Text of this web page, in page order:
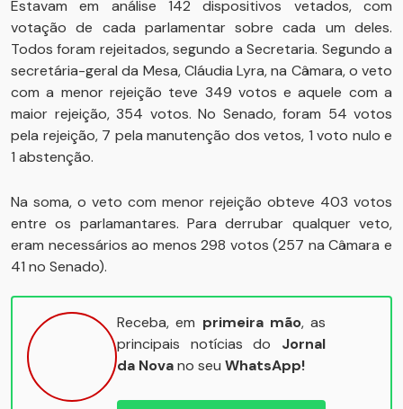
Estavam em análise 142 dispositivos vetados, com
votação de cada parlamentar sobre cada um deles.
Todos foram rejeitados, segundo a Secretaria. Segundo a
secretária-geral da Mesa, Cláudia Lyra, na Câmara, o veto
com a menor rejeição teve 349 votos e aquele com a
maior rejeição, 354 votos. No Senado, foram 54 votos
pela rejeição, 7 pela manutenção dos vetos, 1 voto nulo e
1 abstenção.
Na soma, o veto com menor rejeição obteve 403 votos
entre os parlamantares. Para derrubar qualquer veto,
eram necessários ao menos 298 votos (257 na Câmara e
41 no Senado).
Receba, em primeira mão, as
principais notícias do Jornal
da Novano seu WhatsApp!